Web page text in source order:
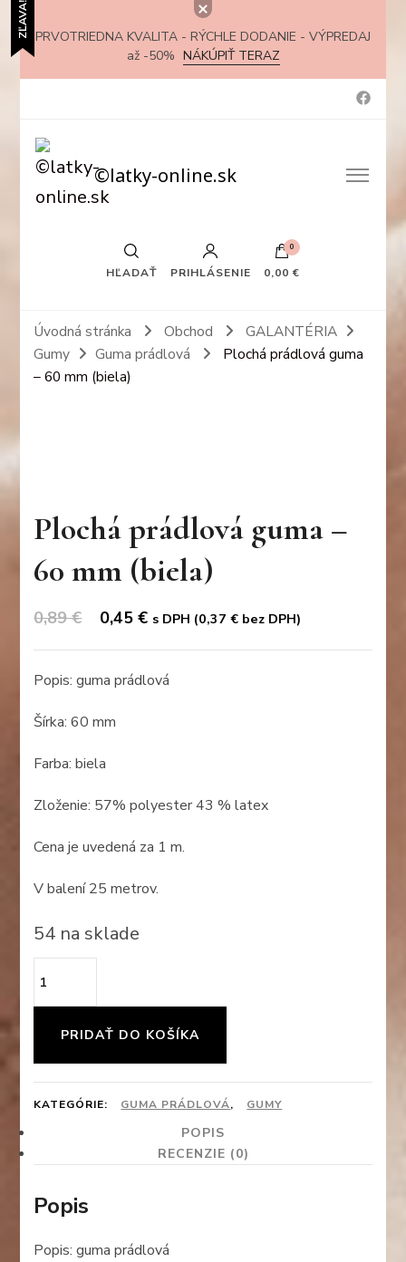
PRVOTRIEDNA KVALITA - RÝCHLE DODANIE - VÝPREDAJ
až -50% NÁKÚPIŤ TERAZ
©latky-online.sk
HĽADAŤ PRIHLÁSENIE
0
0,00 €
Úvodná stránka Obchod
GALANTÉRIA
Gumy
Guma prádlová
Plochá prádlová guma
– 60 mm (biela)
ZĽAVA!
Plochá prádlová guma –
60 mm (biela)
0,89€
Original
was:
0,45€Current
s DPH (0,37€ bez DPH)
Popis: guma prádlová
Šírka: 60 mm
Farba: biela
Zloženie: 57% polyester 43 % latex
Cena je uvedená za 1 m.
V balení 25 metrov.
54 na sklade
množstvo
Plochá
prádlová
guma
PRIDAŤ DO KOŠÍKA
KATEGÓRIE: GUMA PRÁDLOVÁ, GUMY
POPIS
RECENZIE (0)
Popis
Popis: guma prádlová